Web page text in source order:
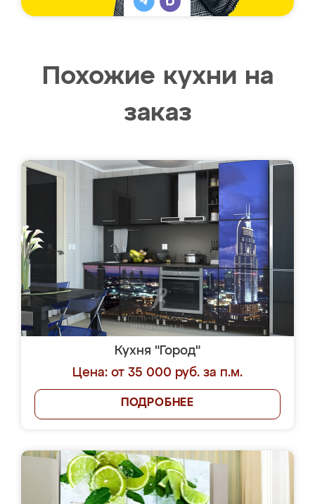
Похожие кухни на
заказ
Кухня "Город"
Цена: от 35 000 руб. за п.м.
ПОДРОБНЕЕ